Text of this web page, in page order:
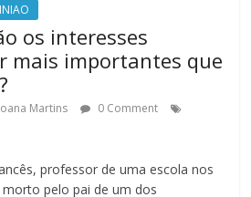
os interesses
mais importantes que
Martins
0 Comment
professor de uma escola nos
pelo pai de um dos